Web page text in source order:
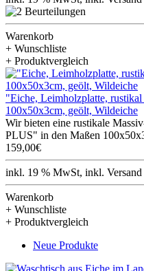
Warenkorb
+ Wunschliste
+ Produktvergleich
"Eiche, Leimholzplatte,
100x50x3cm, geölt, Wildeiche
Wir bieten eine rustikale
PLUS" in den Maßen
159,00€
inkl. 19 % MwSt, inkl. Versand
Warenkorb
+ Wunschliste
+ Produktvergleich
Neue Produkte